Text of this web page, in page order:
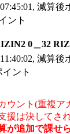
減算後
ント
0＿32
減算後
ント
ント(重複ア
援は決してさ
が追加で課せ